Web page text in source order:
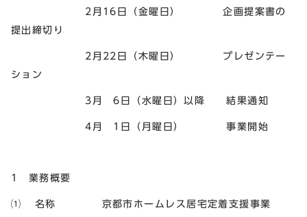
2月16日（金曜日） 企画提案書の
提出締切り
2月22日（木曜日） プレゼンテー
ション
3月 6日（水曜日）以降 結果通知
4月 1日（月曜日） 事業開始
1 業務概要
⑴ 名称 京都市ホームレス居宅定着支援事業